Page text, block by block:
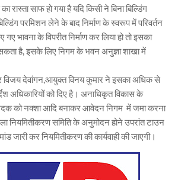
रास्ता साफ हो गया है यदि किसी ने बिना बिल्डिंग
परमिशन लेने के बाद निर्माण के स्वरूप में परिवर्तन
गए भावना के विपरीत निर्माण कर लिया हो तो इसका
है, इसके लिए निगम के भवन अनुज्ञा शाखा में
विजय देवांगन,आयुक्त विनय कुमार ने इसका अधिक से
अधिकारियों को दिए है। अनाधिकृत विकास के
को नक्शा आदि बनाकर आवेदन निगम में जमा करना
नियमितीकरण समिति के अनुमोदन होने उपरांत टाउन
जारी कर नियमितीकरण की कार्यवाही की जाएगी।